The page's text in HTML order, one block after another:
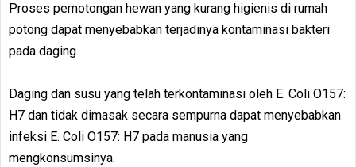
Proses pemotongan hewan yang kurang higienis di rumah
potong dapat menyebabkan terjadinya kontaminasi bakteri
pada daging.
Daging dan susu yang telah terkontaminasi oleh E. Coli O157:
H7 dan tidak dimasak secara sempurna dapat menyebabkan
infeksi E. Coli O157: H7 pada manusia yang
mengkonsumsinya.